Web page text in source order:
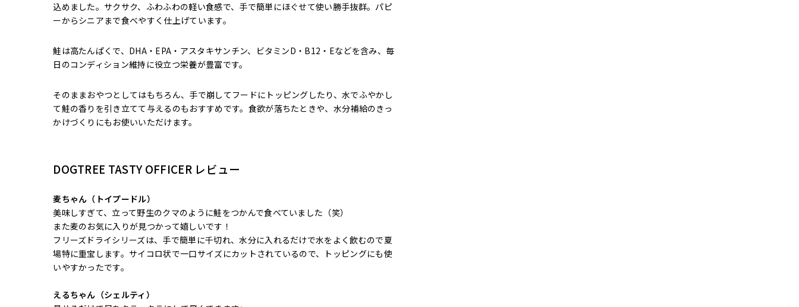
込めました。サクサク、ふわふわの軽い食感で、手で簡単にほぐせて使い勝手抜群。パピ
ーからシニアまで食べやすく仕上げています。
鮭は高たんぱくで、DHA・EPA・アスタキサンチン、ビタミンD・B12・Eなどを含み、毎
日のコンディション維持に役立つ栄養が豊富です。
そのままおやつとしてはもちろん、手で崩してフードにトッピングしたり、水でふやかし
て鮭の香りを引き立てて与えるのもおすすめです。食欲が落ちたときや、水分補給のきっ
かけづくりにもお使いいただけます。
DOGTREE TASTY OFFICER レビュー
麦ちゃん（トイプードル）
美味しすぎて、立って野生のクマのように鮭をつかんで食べていました（笑）
また麦のお気に入りが見つかって嬉しいです！
フリーズドライシリーズは、手で簡単に千切れ、水分に入れるだけで水をよく飲むので夏
場特に重宝します。サイコロ状で一口サイズにカットされているので、トッピングにも使
いやすかったです。
えるちゃん（シェルティ）